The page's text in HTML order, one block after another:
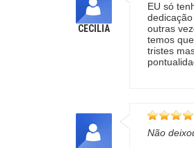
CECILIA
EU só
outras
temos
tristes
Não